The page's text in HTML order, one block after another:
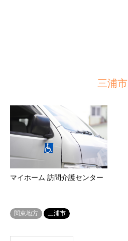
三浦市
マイホーム 訪問介護センター
関東地方 三浦市